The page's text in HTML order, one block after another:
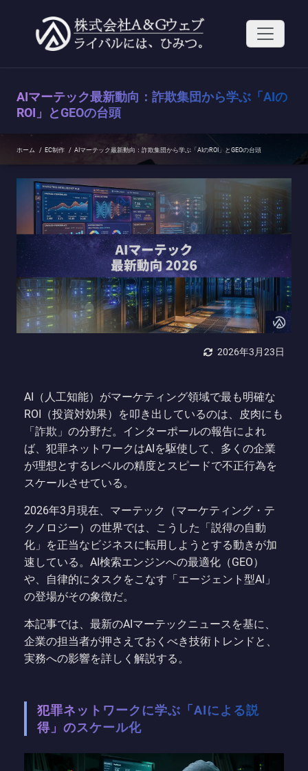
へ
AIマーテック最新動向：詐欺集団から学ぶ「AIの
ROI」とGEOの台頭
ホーム / EC制作 / AIマーテック最新動向：詐欺集団から学ぶ「AIのROI」とGEOの台頭
2026年3月23日
AI（人工知能）がマーケティング領域で最も明確な
ROI（投資対効果）を叩き出しているのは、皮肉にも
「詐欺」の分野だ。インターポールの報告によれ
ば、犯罪ネットワークはAIを駆使して、多くの企業
が理想とするレベルの精度とスピードで不正行為を
スケールさせている。
2026年3月現在、マーテック（マーケティング・テ
クノロジー）の世界では、こうした「説得の自動
化」を正当なビジネスに転用しようとする動きが加
速している。AI検索エンジンへの最適化（GEO）
や、自律的にタスクをこなす「エージェント型AI」
の登場がその象徴だ。
本記事では、最新のAIマーテックニュースを基に、
企業の担当者が押さえておくべき技術トレンドと、
実務への影響を詳しく解説する。
犯罪ネットワークに学ぶ「AIによる説
得」のスケール化